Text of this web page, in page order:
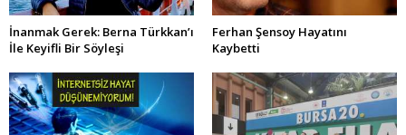
İnanmak Gerek: Berna Türkkan’ı
İle Keyifli Bir Söyleşi
Ferhan Şensoy Hayatını
Kaybetti